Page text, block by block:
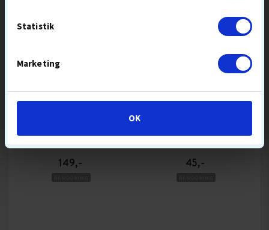
Statistik
Marketing
OK
CLUB CLEANER PRO
149,-
3-IN-ONE RENSEBØRSTE
45,-